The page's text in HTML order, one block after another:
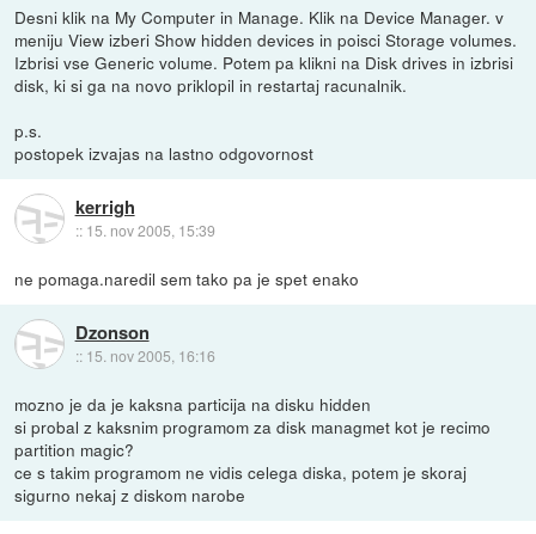
Desni klik na My Computer in Manage. Klik na Device Manager. v
meniju View izberi Show hidden devices in poisci Storage volumes.
Izbrisi vse Generic volume. Potem pa klikni na Disk drives in izbrisi
disk, ki si ga na novo priklopil in restartaj racunalnik.
p.s.
postopek izvajas na lastno odgovornost
kerrigh
:: 15. nov 2005, 15:39
ne pomaga.naredil sem tako pa je spet enako
Dzonson
:: 15. nov 2005, 16:16
mozno je da je kaksna particija na disku hidden
si probal z kaksnim programom za disk managmet kot je recimo
partition magic?
ce s takim programom ne vidis celega diska, potem je skoraj
sigurno nekaj z diskom narobe